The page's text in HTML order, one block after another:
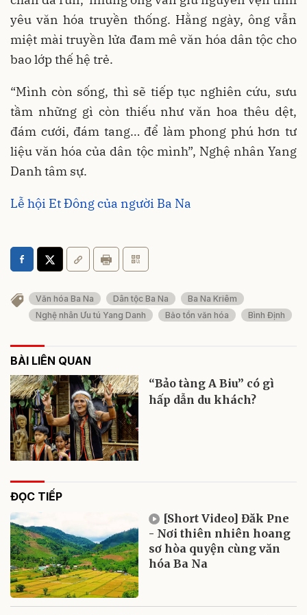
yêu văn hóa truyền thống. Hằng ngày, ông vẫn
miệt mài truyền lửa đam mê văn hóa dân tộc cho
bao lớp thế hệ trẻ.
“Mình còn sống, thì sẽ tiếp tục nghiên cứu, sưu
tầm những gì còn thiếu như văn hoa thêu dệt,
đám cưới, đám tang… để làm phong phú hơn tư
liệu văn hóa của dân tộc mình”, Nghệ nhân Yang
Danh tâm sự.
Lễ hội Et Đông của người Ba Na
Văn hóa Ba Na Dân tộc Ba Na
Ba Na Kriêm
Nghệ nhân Ưu tú Yang Danh
Bảo tồn văn hóa Bình Định
BÀI LIÊN QUAN
“Bảo tàng A Biu” có gì
hấp dẫn du khách?
ĐỌC TIẾP
[Short Video] Đăk Pne
- Nơi thiên nhiên hoang
sơ hòa quyện cùng văn
hóa Ba Na